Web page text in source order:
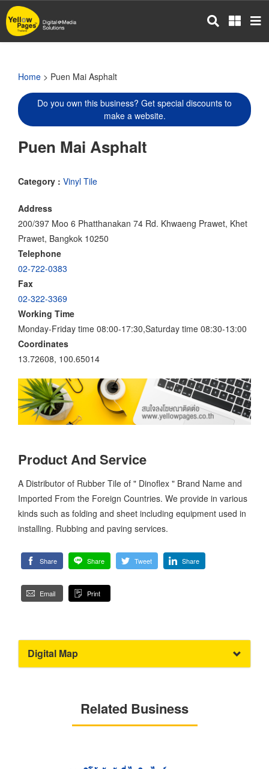
Skip
to
main
Home > Puen Mai Asphalt
Do you own this business? Get special discounts to
make a website.
Puen Mai Asphalt
Category : Vinyl Tile
Address
200/397 Moo 6 Phatthanakan 74 Rd. Khwaeng Prawet, Khet
Prawet, Bangkok 10250
Telephone
02-722-0383
Fax
02-322-3369
Working Time
Monday-Friday time 08:00-17:30,Saturday time 08:30-13:00
Coordinates
13.72608, 100.65014
Product And Service
A Distributor of Rubber Tile of " Dinoflex " Brand Name and
Imported From the Foreign Countries. We provide in various
kinds such as folding and sheet including equipment used in
installing. Rubbing and paving services.
Share Share Tweet Share
Email Print
Digital Map
Related Business